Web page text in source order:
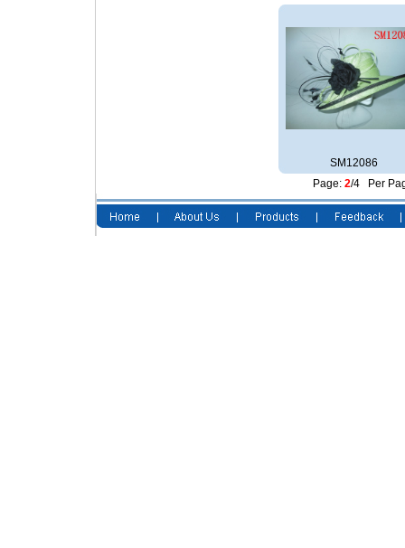
SM12086
Page: 2/4 Per